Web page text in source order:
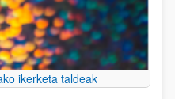
ikerketa taldeak